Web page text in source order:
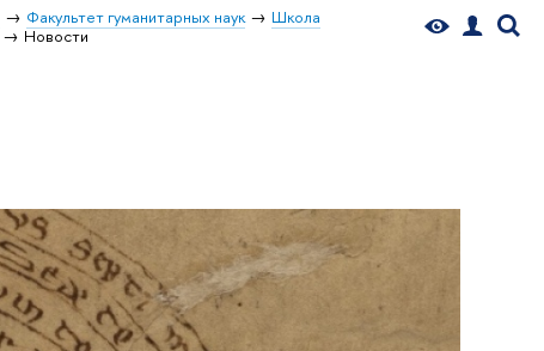
Факультет гуманитарных наук
Школа
Новости